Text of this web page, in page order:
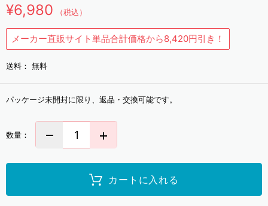
¥6,980 （税込）
メーカー直販サイト単品合計価格から8,420円引き！
送料： 無料
パッケージ未開封に限り、返品・交換可能です。
数量：
カートに入れる